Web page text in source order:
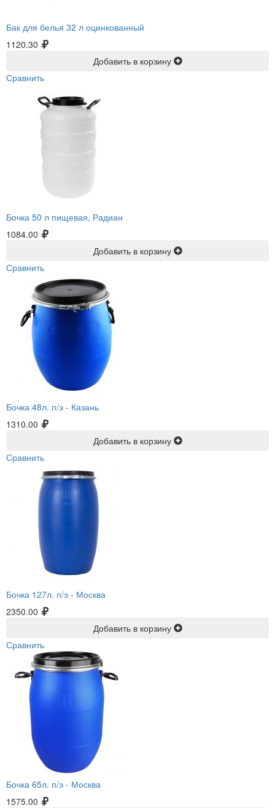
Бак для белья 32 л оцинкованный
1120.30
Добавить в корзину
Сравнить
Бочка 50 л пищевая, Радиан
1084.00
Добавить в корзину
Сравнить
Бочка 48л. п/э - Казань
1310.00
Добавить в корзину
Сравнить
Бочка 127л. п/э - Москва
2350.00
Добавить в корзину
Сравнить
Бочка 65л. п/э - Москва
1575.00